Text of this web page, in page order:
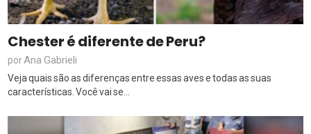
Chester é diferente de Peru?
porAna Gabrieli
Veja quais são as diferenças entre essas aves e todas as suas
características. Você vai se...